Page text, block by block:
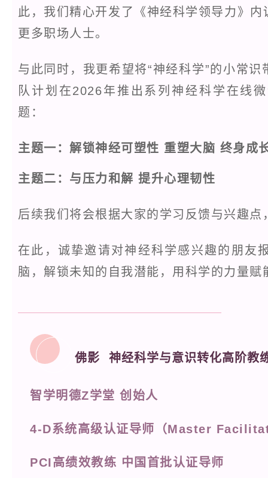
此，我们精心开发了《神经科学领导力》
更多职场人士。
与此同时，我更希望将“神经科学”的小常
队计划在2026年推出系列神经科学在线
题：
主题一：解锁神经可塑性 重塑大脑 终身成
主题二：与压力和解 提升心理韧性
后续我们将会根据大家的学习反馈与兴趣
在此，诚挚邀请对神经科学感兴趣的朋友
脑，解锁未知的自我潜能，用科学的力量赋
佛影 神经科学与意识转化高阶教
智学明德Z学堂 创始人
4-D系统高级认证导师（Master
PCI高绩效教练 中国首批认证导师